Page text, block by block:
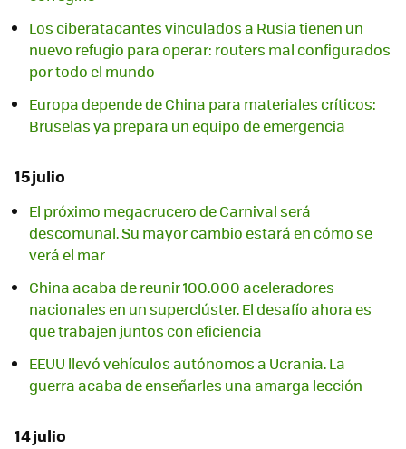
Los ciberatacantes vinculados a Rusia tienen un
nuevo refugio para operar: routers mal configurados
por todo el mundo
Europa depende de China para materiales críticos:
Bruselas ya prepara un equipo de emergencia
15 julio
El próximo megacrucero de Carnival será
descomunal. Su mayor cambio estará en cómo se
verá el mar
China acaba de reunir 100.000 aceleradores
nacionales en un superclúster. El desafío ahora es
que trabajen juntos con eficiencia
EEUU llevó vehículos autónomos a Ucrania. La
guerra acaba de enseñarles una amarga lección
14 julio